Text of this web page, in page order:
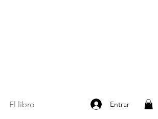
El libro Entrar